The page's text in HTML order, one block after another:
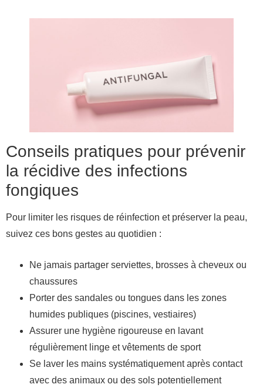
Conseils pratiques pour prévenir
la récidive des infections
fongiques
Pour limiter les risques de réinfection et préserver la peau,
suivez ces bons gestes au quotidien :
Ne jamais partager serviettes, brosses à cheveux ou
chaussures
Porter des sandales ou tongues dans les zones
humides publiques (piscines, vestiaires)
Assurer une hygiène rigoureuse en lavant
régulièrement linge et vêtements de sport
Se laver les mains systématiquement après contact
avec des animaux ou des sols potentiellement